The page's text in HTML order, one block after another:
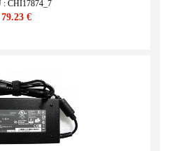
: CHI17874_7
79.23 €